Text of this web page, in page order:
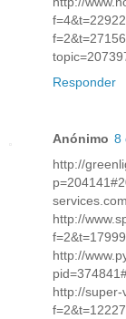
Responder
Anónimo 8
http://
http://
http://
http://